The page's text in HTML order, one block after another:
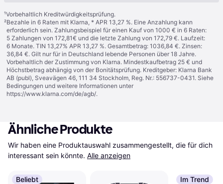
¹Vorbehaltlich Kreditwürdigkeitsprüfung.
²Bezahle in 6 Raten mit Klarna, * APR 13,27 %. Eine Anzahlung kann
erforderlich sein. Zahlungsbeispiel für einen Kauf von 1000 € in 6 Raten:
5 Zahlungen von 172,81€ und die letzte Zahlung von 172,79 €. Laufzeit:
6 Monate. TIN 13,27% APR 13,27 %. Gesamtbetrag: 1036,84 €. Zinsen:
36,84 €. Gilt nur für in Deutschland lebende Personen über 18 Jahre.
Vorbehaltlich der Zustimmung von Klarna. Mindestkaufbetrag 25 € und
Höchstbetrag abhängig von der Bonitätsprüfung. Kreditgeber: Klarna Bank
AB (publ), Sveavägen 46, 111 34 Stockholm, Reg. Nr.: 556737-0431. Siehe
Bedingungen und weitere Informationen unter
https://www.klarna.com/de/agb/.
Ähnliche Produkte
Wir haben eine Produktauswahl zusammengestellt, die für dich
interessant sein könnte. Alle anzeigen
Beliebt Im Trend